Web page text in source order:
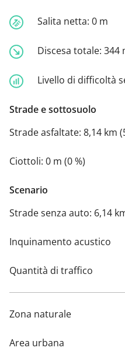
Salita netta: 0 m
Discesa totale: 344
Livello di difficoltà
Strade e sottosuolo
Strade asfaltate: 8,14 km
Ciottoli: 0 m (0 %)
Scenario
Strade senza auto: 6,14
Inquinamento acustico
Quantità di traffico
Zona naturale
Area urbana